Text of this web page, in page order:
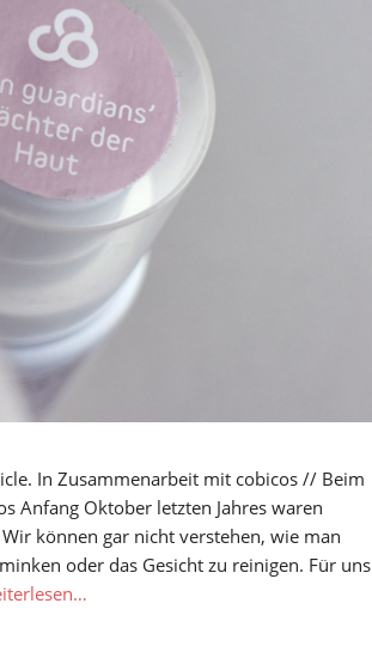
In Zusammenarbeit mit cobicos // Beim
Anfang Oktober letzten Jahres waren
können gar nicht verstehen, wie man
oder das Gesicht zu reinigen. Für uns